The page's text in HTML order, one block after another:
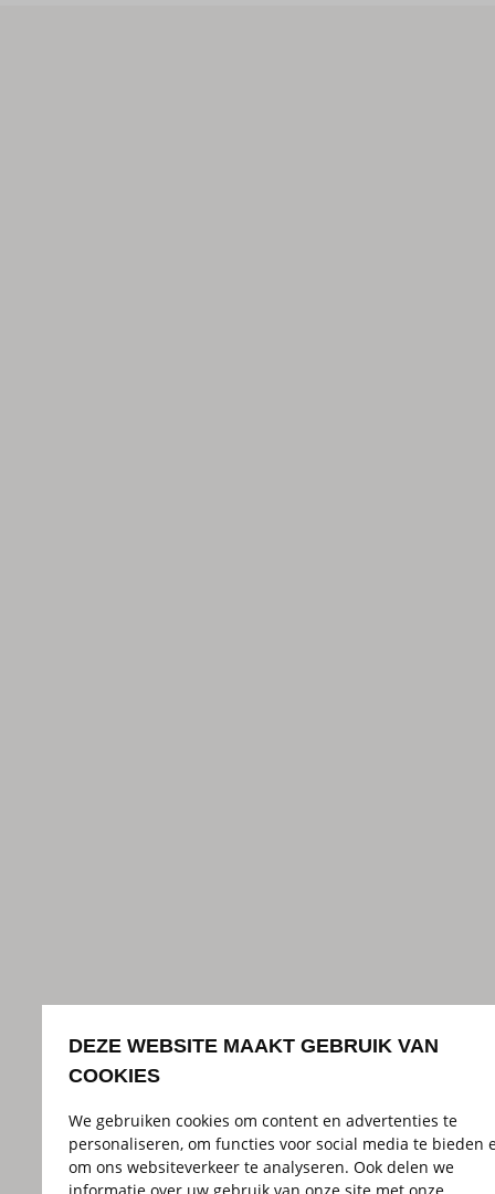
DEZE WEBSITE MAAKT GEBRUIK VAN
COOKIES
We gebruiken cookies om content en advertenties te
personaliseren, om functies voor social media te bieden
om ons websiteverkeer te analyseren. Ook delen we